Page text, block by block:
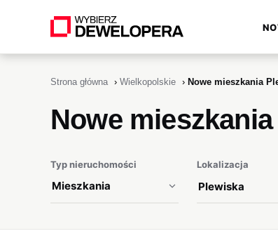
Strona główna › Wielkopolskie › Nowe mieszkania
Nowe
Typ nieruchomości Lokalizacja